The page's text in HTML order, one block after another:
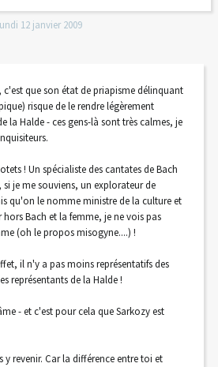
12 janvier 2009
c'est que son état de priapisme délinquant
risque de le rendre légèrement
la Halde - ces gens-là sont très calmes, je
! Un spécialiste des cantates de Bach
je me souviens, un explorateur de
qu'on le nomme ministre de la culture et
Bach et la femme, je ne vois pas
(oh le propos misogyne....) !
il n'y a pas moins représentatifs des
représentants de la Halde !
- et c'est pour cela que Sarkozy est
y revenir. Car la différence entre toi et